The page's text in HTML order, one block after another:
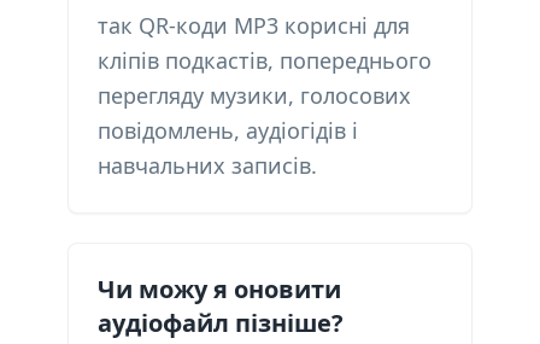
так QR-коди MP3 корисні для
кліпів подкастів, попереднього
перегляду музики, голосових
повідомлень, аудіогідів і
навчальних записів.
Чи можу я оновити
аудіофайл пізніше?